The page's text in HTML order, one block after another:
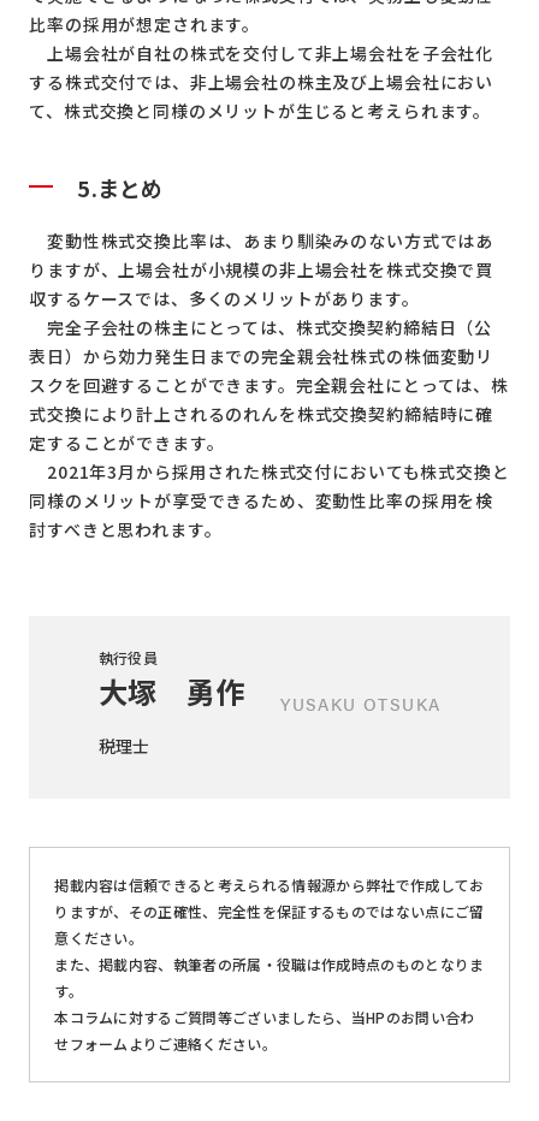
比率の採用が想定されます。
上場会社が自社の株式を交付して非上場会社を子会社化
する株式交付では、非上場会社の株主及び上場会社におい
て、株式交換と同様のメリットが生じると考えられます。
5.まとめ
変動性株式交換比率は、あまり馴染みのない方式ではあ
りますが、上場会社が小規模の非上場会社を株式交換で買
収するケースでは、多くのメリットがあります。
完全子会社の株主にとっては、株式交換契約締結日（公
表日）から効力発生日までの完全親会社株式の株価変動リ
スクを回避することができます。完全親会社にとっては、株
式交換により計上されるのれんを株式交換契約締結時に確
定することができます。
2021年3月から採用された株式交付においても株式交換と
同様のメリットが享受できるため、変動性比率の採用を検
討すべきと思われます。
執行役員
大塚 勇作
YUSAKU OTSUKA
税理士
掲載内容は信頼できると考えられる情報源から弊社で作成してお
りますが、その正確性、完全性を保証するものではない点にご留
意ください。
また、掲載内容、執筆者の所属・役職は作成時点のものとなりま
す。
本コラムに対するご質問等ございましたら、当HPのお問い合わ
せフォームよりご連絡ください。